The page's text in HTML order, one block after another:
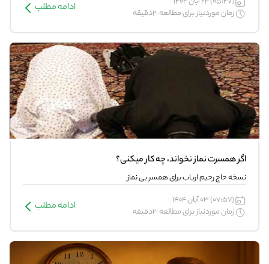
زمان موردنیاز برای مطالعه :2دقیقه
ادامه مطلب
اگر همسرت نماز نخواند، چه کار میکنی؟
نسخه حاج رحیم ارباب برای همسر بی نماز
(07:57) 03 آبان 1404
زمان موردنیاز برای مطالعه :2دقیقه
ادامه مطلب